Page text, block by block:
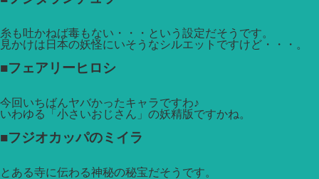
糸も吐かねば毒もない・・・という設定だそうです。
見かけは日本の妖怪にいそうなシルエットですけど・・・。
■フェアリーヒロシ
今回いちばんヤバかったキャラですわ♪
いわゆる「小さいおじさん」の妖精版ですかね。
■フジオカッパのミイラ
とある寺に伝わる神秘の秘宝だそうです。